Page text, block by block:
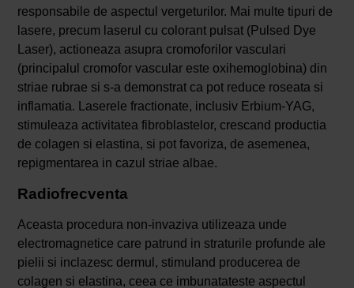
responsabile de aspectul vergeturilor. Mai multe tipuri de
lasere, precum laserul cu colorant pulsat (Pulsed Dye
Laser), actioneaza asupra cromoforilor vasculari
(principalul cromofor vascular este oxihemoglobina) din
striae rubrae si s-a demonstrat ca pot reduce roseata si
inflamatia. Laserele fractionate, inclusiv Erbium-YAG,
stimuleaza activitatea fibroblastelor, crescand productia
de colagen si elastina, si pot favoriza, de asemenea,
repigmentarea in cazul striae albae.
Radiofrecventa
Aceasta procedura non-invaziva utilizeaza unde
electromagnetice care patrund in straturile profunde ale
pielii si inclazesc dermul, stimuland producerea de
colagen si elastina, ceea ce imbunatateste aspectul